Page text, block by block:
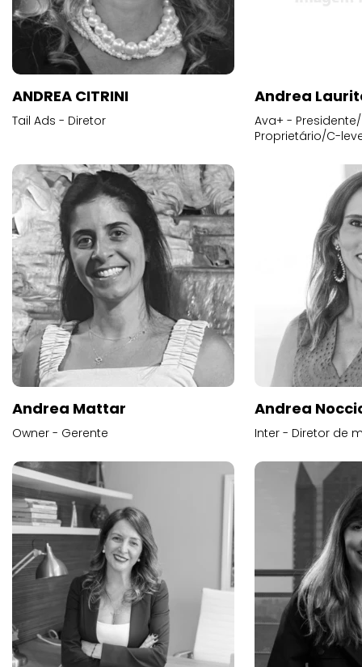
ANDREA CITRINI
Tail Ads - Diretor
Andrea
Ava+ -
Proprietário/C-
Andrea Mattar
Owner - Gerente
Andrea
Inter - Diretor de